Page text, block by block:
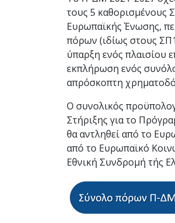
τους 5 καθορισμένους
Ευρωπαϊκής Ένωσης,
πόρων (ιδίως στους
ύπαρξη ενός πλαισίου
εκπλήρωση ενός
απρόσκοπτη
Ο συνολικός
Στήριξης για το
θα αντληθεί από το
από το Ευρωπαϊκό
Εθνική Συνδρομή τής